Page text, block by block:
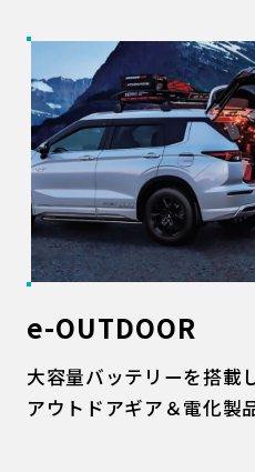
e-OUTDOOR
大容量バッテリーを搭載
アウトドアギア＆電化製